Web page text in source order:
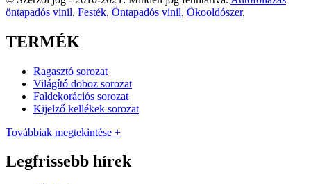
öntapadós vinil, Festék, Öntapadós vinil, Ökooldószer,
TERMÉK
Ragasztó sorozat
Világító doboz sorozat
Faldekorációs sorozat
Kijelző kellékek sorozat
Továbbiak megtekintése +
Legfrissebb hírek